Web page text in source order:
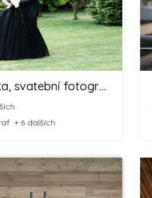
Patrik a Radka, svatební fotografové
+ 6 dalších